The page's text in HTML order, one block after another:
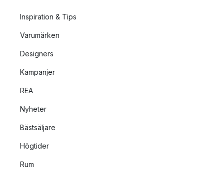
Inspiration & Tips
Varumärken
Designers
Kampanjer
REA
Nyheter
Bästsäljare
Högtider
Rum